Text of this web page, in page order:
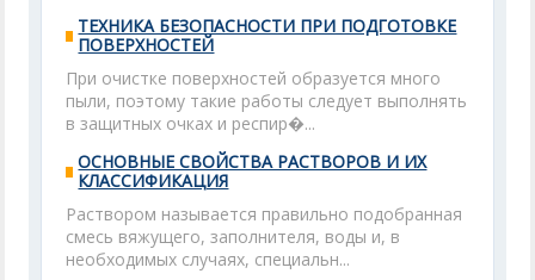
ТЕХНИКА БЕЗОПАСНОСТИ ПРИ ПОДГОТОВКЕ
ПОВЕРХНОСТЕЙ
При очистке поверхностей образуется много
пыли, поэтому такие работы следует выполнять
в защитных очках и респир�...
ОСНОВНЫЕ СВОЙСТВА РАСТВОРОВ И ИХ
КЛАССИФИКАЦИЯ
Раствором называется правильно подобранная
смесь вяжущего, заполнителя, воды и, в
необходимых случаях, специальн...